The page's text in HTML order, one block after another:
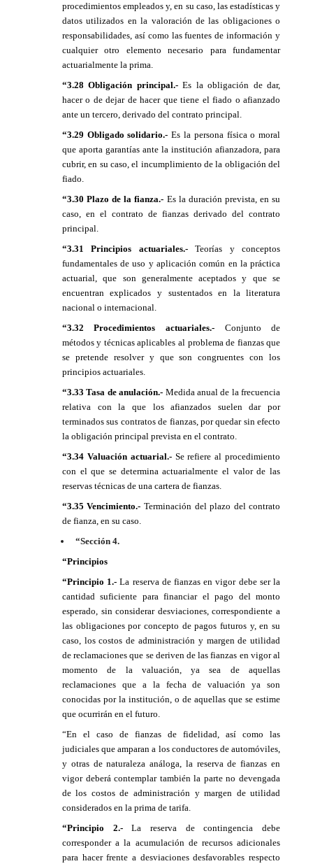
procedimientos empleados y, en su caso, las estadísticas y
datos utilizados en la valoración de las obligaciones o
responsabilidades, así como las fuentes de información y
cualquier otro elemento necesario para fundamentar
actuarialmente la prima.
“3.28 Obligación principal.-Es la obligación de dar,
hacer o de dejar de hacer que tiene el fiado o afianzado
ante un tercero, derivado del contrato principal.
“3.29 Obligado solidario.- Es la persona física o moral
que aporta garantías ante la institución afianzadora, para
cubrir, en su caso, el incumplimiento de la obligación del
fiado.
“3.30 Plazo de la fianza.- Es la duración prevista, en su
caso, en el contrato de fianzas derivado del contrato
principal.
“3.31 Principios actuariales.-Teorías y conceptos
fundamentales de uso y aplicación común en la práctica
actuarial, que son generalmente aceptados y que se
encuentran explicados y sustentados en la literatura
nacional o internacional.
“3.32 Procedimientos actuariales.- Conjunto de
métodos y técnicas aplicables al problema de fianzas que
se pretende resolver y que son congruentes con los
principios actuariales.
“3.33 Tasa de anulación.- Medida anual de la frecuencia
relativa con la que los afianzados suelen dar por
terminados sus contratos de fianzas, por quedar sin efecto
la obligación principal prevista en el contrato.
“3.34 Valuación actuarial.-Se refiere al procedimiento
con el que se determina actuarialmente el valor de las
reservas técnicas de una cartera de fianzas.
“3.35 Vencimiento.- Terminación del plazo del contrato
de fianza, en su caso.
“Sección 4.
“Principios
“Principio 1.- La reserva de fianzas en vigor debe ser la
cantidad suficiente para financiar el pago del monto
esperado, sin considerar desviaciones, correspondiente a
las obligaciones por concepto de pagos futuros y, en su
caso, los costos de administración y margen de utilidad
de reclamaciones que se deriven de las fianzas en vigor al
momento de la valuación, ya sea de aquellas
reclamaciones que a la fecha de valuación ya son
conocidas por la institución, o de aquellas que se estime
que ocurrirán en el futuro.
“En el caso de fianzas de fidelidad, así como las
judiciales que amparan a los conductores de automóviles,
y otras de naturaleza análoga, la reserva de fianzas en
vigor deberá contemplar también la parte no devengada
de los costos de administración y margen de utilidad
considerados en la prima de tarifa.
“Principio 2.-La reserva de contingencia debe
corresponder a la acumulación de recursos adicionales
para hacer frente a desviaciones desfavorables respecto